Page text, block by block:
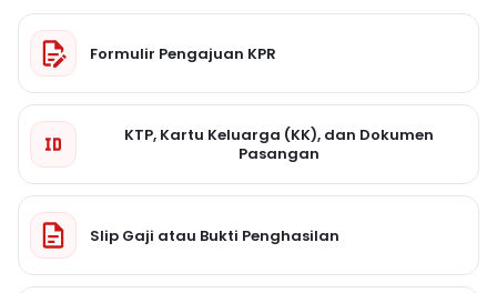
Formulir Pengajuan KPR
KTP, Kartu Keluarga (KK), dan Dokumen
Pasangan
Slip Gaji atau Bukti Penghasilan